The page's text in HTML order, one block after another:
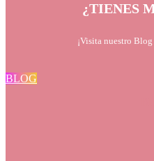
¿TIENES
¡Visita nuestro
BLOG